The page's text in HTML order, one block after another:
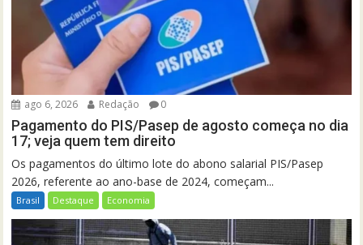
ago 6, 2026 Redação 0
Pagamento do PIS/Pasep de agosto começa no dia
17; veja quem tem direito
Os pagamentos do último lote do abono salarial PIS/Pasep
2026, referente ao ano-base de 2024, começam...
Brasil Destaque Economia